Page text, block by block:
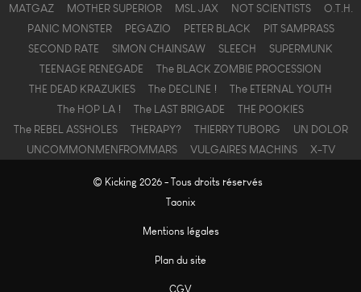
MATGAZ
MOTHER SUPERIOR MSL JAX NOT SCIENTISTS
O.T.H.
PANIC MONSTER
PEGAZIO PETER BLACK
PIT SAMPRASS
SECOND RATE
SIMON CHAINSAW SLEECH
SUPERMUNK
TEENAGE RENEGADE
The BLACK ZOMBIE PROCESSION
THE DEAD KRAZUKIES
The DECLINE !
The ETERNAL YOUTH
The HOP LA !
The LAST BRIGADE
THE POOKIES
The REBEL ASSHOLES
THERAPY? THIERRY TUBORG
UN DOLOR
UNCOMMONMENFROMMARS
VULGAIRES MACHINS X-TV
© Kicking 2026 - Tous droits réservés
Taonix
Mentions légales
Plan du site
CGV